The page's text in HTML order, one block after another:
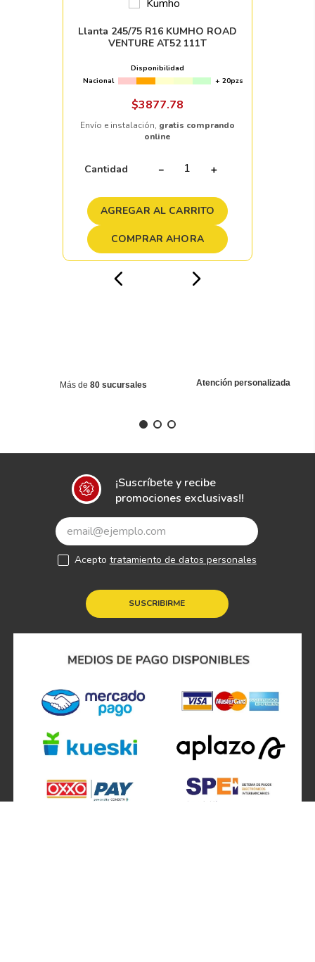
Llanta 245/75 R16 KUMHO ROAD
VENTURE AT52 111T
Disponibilidad
Nacional
+ 20pzs
$3877.78
Envío e instalación, gratis comprando
online
Cantidad ＋
－
AGREGAR AL CARRITO
COMPRAR AHORA
Más de 80 sucursales Atención personalizada
¡Suscríbete y recibe
promociones exclusivas!!
SUSCRIBIRME
Acepto tratamiento de datos personales